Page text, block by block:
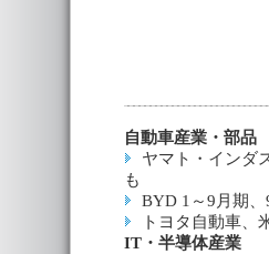
自動車産業・部品
ヤマト・インダ
も
BYD 1～9月期、
トヨタ自動車、
IT・半導体産業